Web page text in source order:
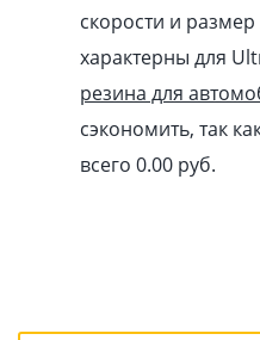
скорости и
характерны для
резина для
сэкономить, так
всего 0.00 pуб.